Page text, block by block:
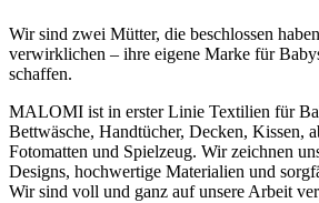
Wir sind zwei Mütter, die beschlossen
verwirklichen – ihre eigene Marke für
schaffen.
MALOMI ist in erster Linie Textilien für
Bettwäsche, Handtücher, Decken, Kissen,
Fotomatten und Spielzeug. Wir zeichnen
Designs, hochwertige Materialien und
Wir sind voll und ganz auf unsere Arbeit